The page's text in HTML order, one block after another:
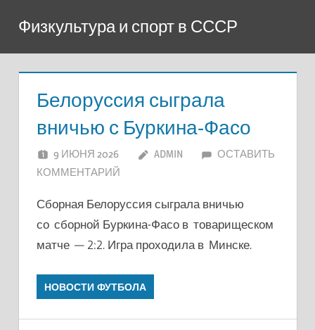
содержимому
Физкультура и спорт в СССР
Белоруссия сыграла
вничью с Буркина-Фасо
9 ИЮНЯ 2026 ADMIN
ОСТАВИТЬ
КОММЕНТАРИЙ
Сборная Белоруссия сыграла вничью
со сборной Буркина-Фасо в товарищеском
матче — 2:2. Игра проходила в Минске.
НОВОСТИ ФУТБОЛА